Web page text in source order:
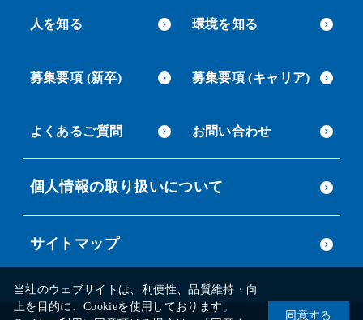
人を知る 環境を知る
募集要項 (新卒) 募集要項 (キャリア)
よくあるご質問 お問い合わせ
個人情報の取り扱いについて
サイトマップ
当社のウェブサイトは、利便性、品質維持・向
上を目的に、Cookieを使用しております。
同意する